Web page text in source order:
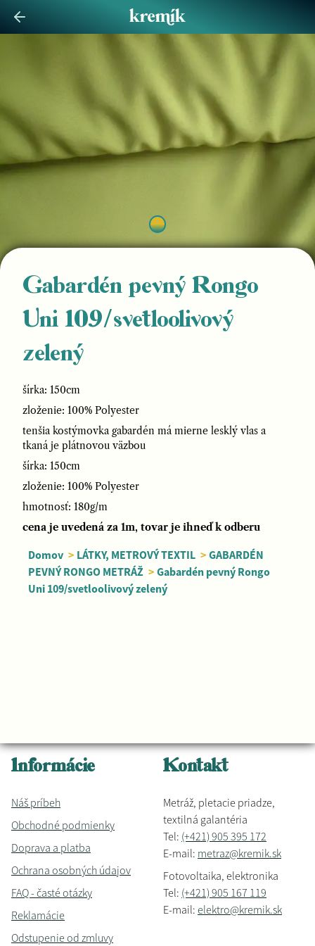
Gabardén pevný Rongo
Uni 109/svetloolivový
zelený
šírka: 150cm
zloženie: 100% Polyester
tenšia kostýmovka gabardén má mierne lesklý vlas a
tkaná je plátnovou väzbou
šírka: 150cm
zloženie: 100% Polyester
hmotnosť: 180g/m
cena je uvedená za 1m, tovar je ihneď k odberu
Domov > LÁTKY, METROVÝ TEXTIL > GABARDÉN
PEVNÝ RONGO METRÁŽ > Gabardén pevný Rongo
Uni 109/svetloolivový zelený
Informácie
Náš príbeh
Obchodné podmienky
Doprava a platba
Ochrana osobných údajov
FAQ - časté otázky
Reklamácie
Odstupenie od zmluvy
Kontakt
Metráž, pletacie priadze,
textilná galantéria
Tel: (+421) 905 395 172
E-mail: metraz@kremik.sk
Fotovoltaika, elektronika
Tel: (+421) 905 167 119
E-mail: elektro@kremik.sk